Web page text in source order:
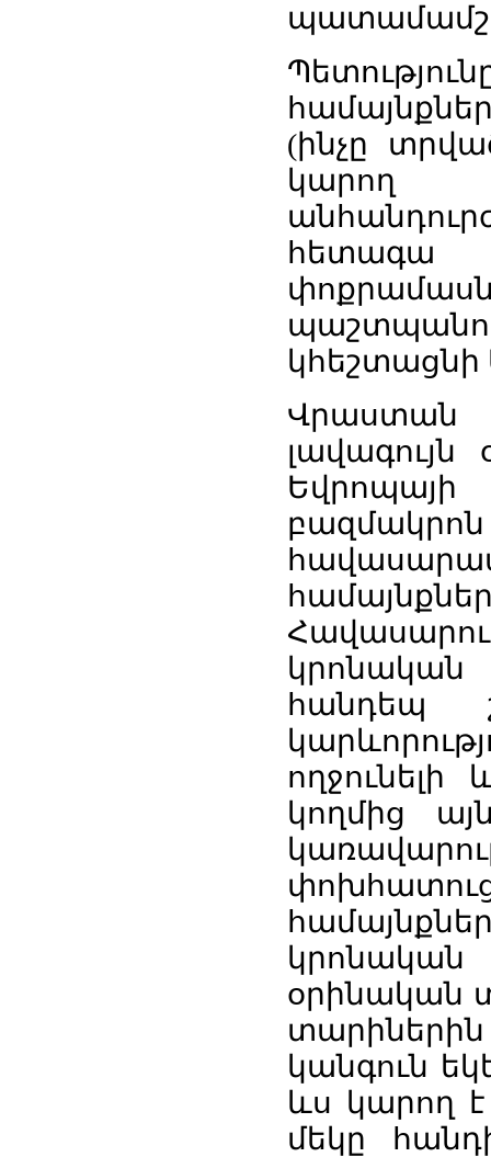
(ինչը
կարող
հետագա
կհեշտացնի
Վրաստան -
լավագույն
կրոնական
հանդեպ
կողմից
օրինական
կանգուն
ևս կարող
մեկը